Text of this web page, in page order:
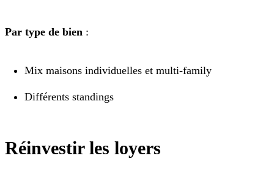
Par type de bien :
Mix maisons individuelles et multi-family
Différents standings
Réinvestir les loyers